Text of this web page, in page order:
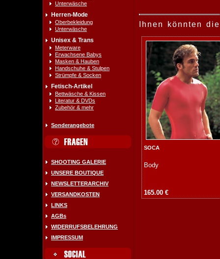
Unterwäsche
Herren-Mode
Oberbekleidung
Unterwäsche
Unisex & Trans
Meterware
Erwachsene Babys
Masken & Hauben
Handschuhe & Stulpen
Strümpfe & Socken
Fetisch-Artikel
Bettwäsche & Kissen
Literatur & DVDs
Zubehör & mehr
Sonderangebote
SHOOTING GALERIE
UNSERE BOUTIQUE
NEWSLETTERARCHIV
VERSANDKOSTEN
LINKS
AGBs
WIDERRUFSBELEHRUNG
IMPRESSUM
Ihnen könnten
SOCA
Body
165.00 €